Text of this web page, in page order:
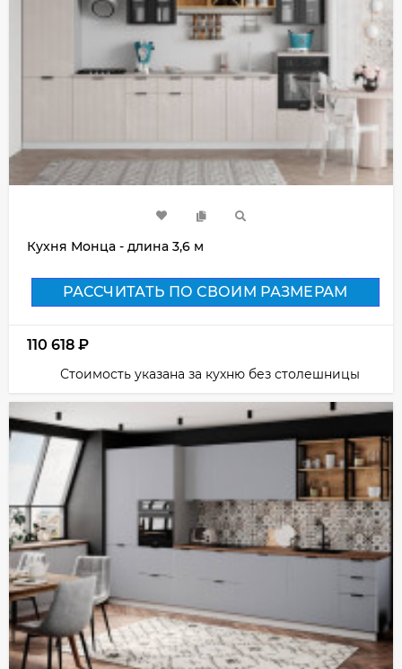
Кухня Монца - длина 3,6 м
РАССЧИТАТЬ ПО СВОИМ РАЗМЕРАМ
110 618 ₽
Стоимость указана за кухню без столешницы